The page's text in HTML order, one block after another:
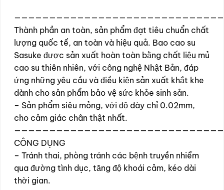
Thành phần an toàn, sản phẩm đạt tiêu chuẩn chất
lượng quốc tế, an toàn và hiệu quả. Bao cao su
Sasuke được sản xuất hoàn toàn bằng chất liệu mủ
cao su thiên nhiên, với công nghệ Nhật Bản, đáp
ứng những yêu cầu và điều kiện sản xuất khắt khe
dành cho sản phẩm bảo vệ sức khỏe sinh sản.
– Sản phẩm siêu mỏng, với độ dày chỉ 0.02mm,
cho cảm giác chân thật nhất.
CÔNG DỤNG
– Tránh thai, phòng tránh các bệnh truyền nhiễm
qua đường tình dục, tăng độ khoái cảm, kéo dài
thời gian.